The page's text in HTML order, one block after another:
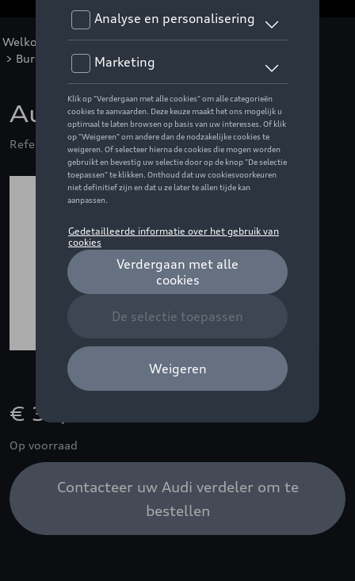
Welkom Voor u >Business Collectie >Accessoires
> Bureau > Detail
Audi lunch box, zwart
Referentie: ZZQ3292200600
€ 35,01
Op voorraad
Contacteer uw Audi verdeler om te
bestellen